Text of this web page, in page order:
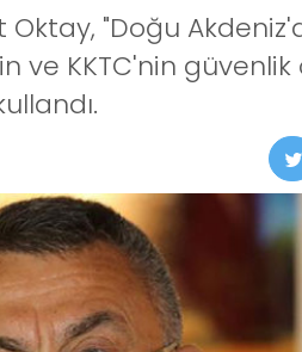
Oktay, "Doğu
ve KKTC'nin güvenlik